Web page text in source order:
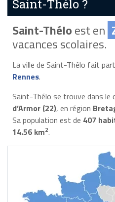
Saint-Thélo ?
Saint-Théloest en
vacances scolaires.
La ville de Saint-Thélo fait
Rennes.
Saint-Thélo se trouve dans le
d’Armor (22), en région
Sa population est de 407
14.56 km2.